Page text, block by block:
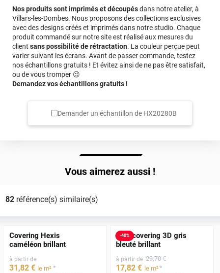
Nos produits sont imprimés et découpésdans notre atelier, à
Villars-les-Dombes. Nous proposons des collections exclusives
avec des designs créés et imprimés dans notre studio. Chaque
produit commandé sur notre site est réalisé aux mesures du
client sans possibilité de rétractation. La couleur perçue peut
varier suivant les écrans. Avant de passer commande, testez
nos échantillons gratuits ! Et évitez ainsi de ne pas être satisfait,
ou de vous tromper 😉
Demandez vos échantillons gratuits !
Demander un échantillon de HX20280B
Vous aimerez aussi !
82référence(s) similaire(s)
Covering Hexis
caméléon brillant
à partir de
31,82 € le m² *
-40%
Film covering 3D gris
bleuté brillant
à partir de 29,70 €
17,82 € le m²*